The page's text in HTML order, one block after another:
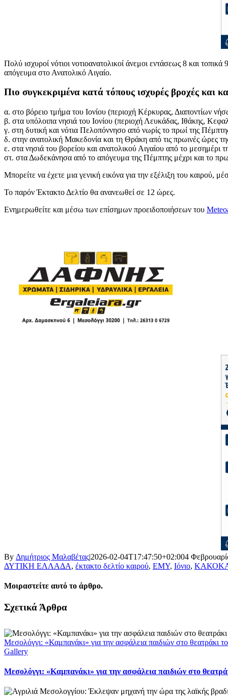
Πολύ ισχυροί νότιοι νοτιοανατολικοί άνεμοι εντάσεως 8 και
απόγευμα στο Ανατολικό Αιγαίο.
Πιο συγκεκριμένα κατά τόπους ισχυρές βροχές και
α. στο βόρειο τμήμα του Ιονίου (περιοχή Κέρκυρας, Διαποντίων
β. στα υπόλοιπα νησιά του Ιονίου (περιοχή Λευκάδας, Ιθάκης,
γ. στη δυτική και νότια Πελοπόννησο από νωρίς το πρωί της
δ. στην ανατολική Μακεδονία και τη Θράκη από τις πρωινές ώρες
ε. στα νησιά του βορείου και ανατολικού Αιγαίου από το
στ. στα Δωδεκάνησα από το απόγευμα της Πέμπτης μέχρι και το
Μπορείτε να έχετε μια γενική εικόνα για την εξέλιξη του καιρού,
Το παρόν Έκτακτο Δελτίο θα ανανεωθεί σε 12 ώρες.
Ενημερωθείτε και μέσω των επίσημων προειδοποιήσεων του
By Δημήτριος Μαλαβέτας|2026-02-04T17:47:50+02:004
ΔΥΤΙΚΗ ΕΛΛΑΔΑ, έκτακτο δελτίο καιρού, ΕΜΥ, Ιόνιο,
Μοιραστείτε αυτό το άρθρο.
Facebook
X
LinkedIn
WhatsApp
Email
Σχετικά Άρθρα
Μεσολόγγι: «Καμπανάκι» για την ασφάλεια παιδιών στο θεατράκι
Gallery
Μεσολόγγι: «Καμπανάκι» για την ασφάλεια παιδιών στο